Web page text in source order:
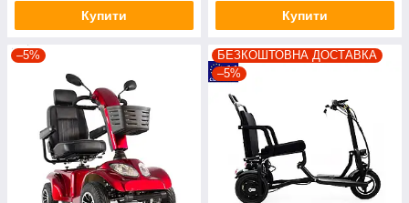
Купити Купити
–5%
БЕЗКОШТОВНА ДОСТАВКА
–5%